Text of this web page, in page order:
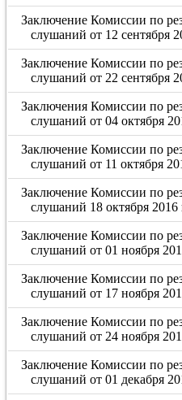
Заключение Комиссии по
слушаний от 12 сентября
Заключение Комиссии по
слушаний от 22 сентября
Заключения Комиссии по
слушаний от 04 октября
Заключение Комиссии по
слушаний от 11 октября
Заключение Комиссии по
слушаний 18 октября 2016
Заключение Комиссии по
слушаний от 01 ноября
Заключение Комиссии по
слушаний от 17 ноября
Заключение Комиссии по
слушаний от 24 ноября
Заключение Комиссии по
слушаний от 01 декабря